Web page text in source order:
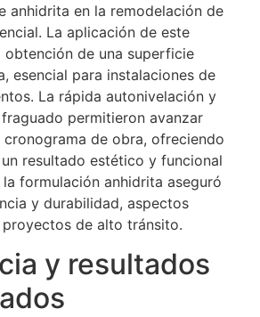
anhidrita en la remodelación de
La aplicación de este
de una superficie
esencial para instalaciones de
La rápida autonivelación y
permitieron avanzar
cronograma de obra, ofreciendo
resultado estético y funcional
la formulación anhidrita aseguró
y durabilidad, aspectos
de alto tránsito.
y resultados